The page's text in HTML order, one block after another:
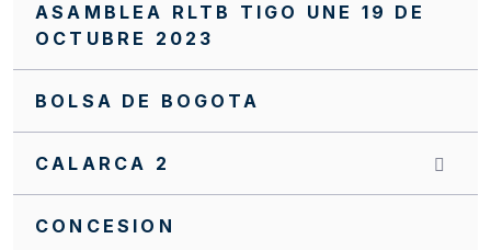
ASAMBLEA RLTB TIGO UNE 19 DE
OCTUBRE 2023
BOLSA DE BOGOTA
CALARCA 2
CONCESION